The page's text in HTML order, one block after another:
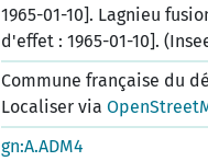
1965-01-10]. Lagnieu
d'effet : 1965-01-10].
Commune française du
Localiser via
gn:A.ADM4